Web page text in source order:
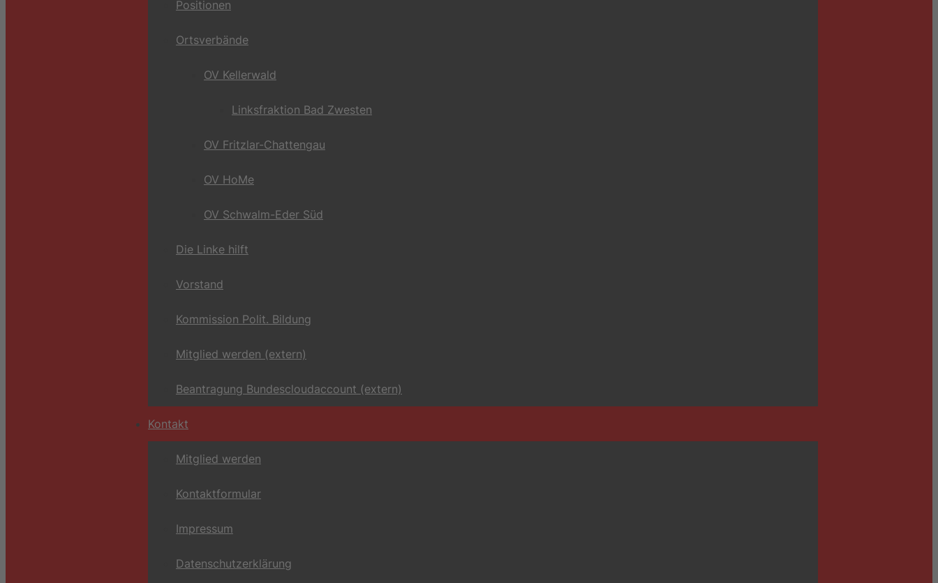
Positionen
Ortsverbände
OV Kellerwald
Linksfraktion Bad Zwesten
OV Fritzlar-Chattengau
OV HoMe
OV Schwalm-Eder Süd
Die Linke hilft
Vorstand
Kommission Polit. Bildung
Mitglied werden (extern)
Beantragung Bundescloudaccount (extern)
Kontakt
Mitglied werden
Kontaktformular
Impressum
Datenschutzerklärung